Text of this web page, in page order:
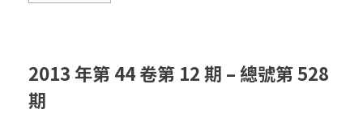
2013 年第 44 卷第 12 期 – 總號第 528
期